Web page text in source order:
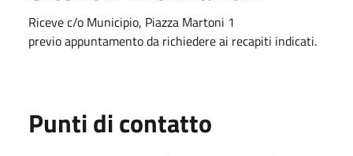
Riceve c/o Municipio, Piazza Martoni 1
previo appuntamento da richiedere ai recapiti indicati.
Punti di contatto